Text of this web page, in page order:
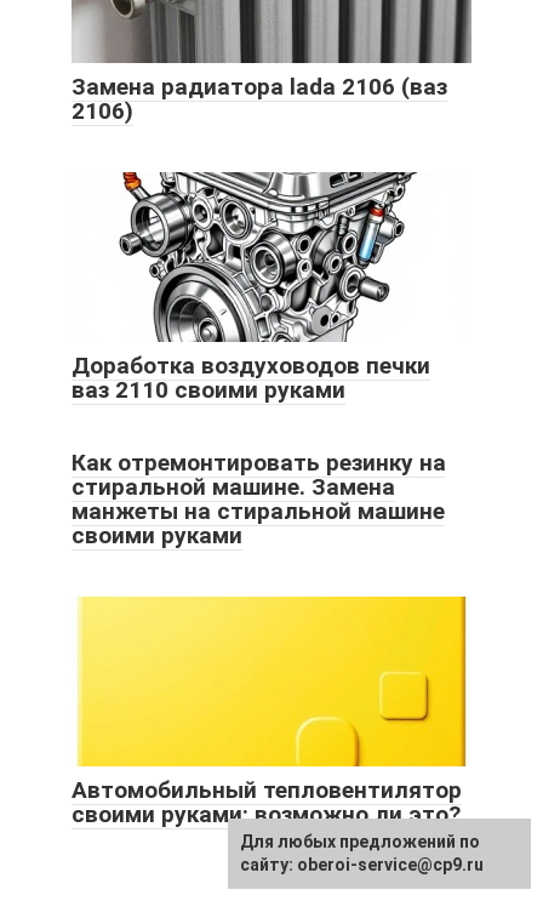
Замена радиатора lada 2106 (ваз
2106)
Доработка воздуховодов печки
ваз 2110 своими руками
Как отремонтировать резинку на
стиральной машине. Замена
манжеты на стиральной машине
своими руками
Автомобильный тепловентилятор
своими руками: возможно ли это?
Для любых предложений по
сайту: oberoi-service@cp9.ru